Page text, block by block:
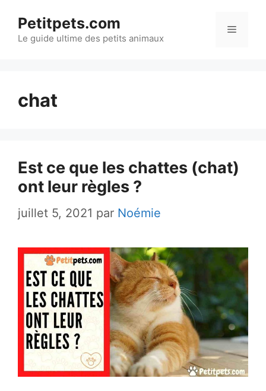
contenu
Petitpets.com
Le guide ultime des petits animaux
Menu
chat
Est ce que les chattes (chat)
ont leur règles ?
juillet 5, 2021 par Noémie